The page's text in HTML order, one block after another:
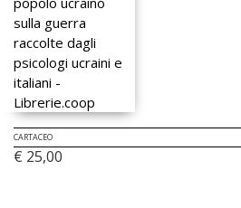
CARTACEO
€ 25,00